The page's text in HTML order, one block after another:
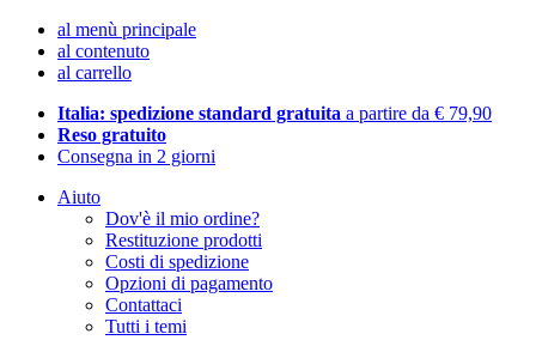
al menù principale
al contenuto
al carrello
Italia: spedizione standard gratuita a partire da € 79,90
Reso gratuito
Consegna in 2 giorni
Aiuto
Dov'è il mio ordine?
Restituzione prodotti
Costi di spedizione
Opzioni di pagamento
Contattaci
Tutti i temi